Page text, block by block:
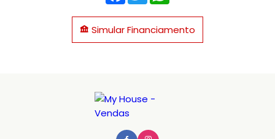
Simular Financiamento